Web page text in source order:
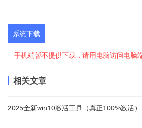
系统下载
手机端暂不提供下载，请用电脑访问电脑
相关文章
2025全新win10激活工具（真正100%激活）